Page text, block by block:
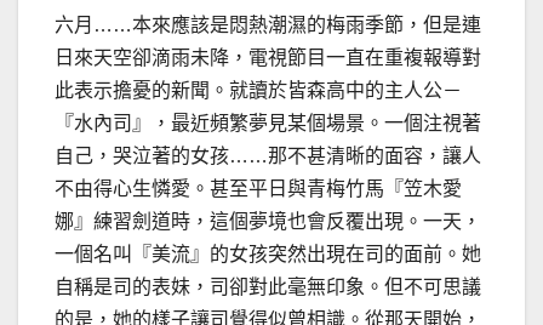
六月……本來應該是悶熱潮濕的梅雨季節，但是連
日來天空卻滴雨未降，電視節目一直在重複報導對
此表示擔憂的新聞。就讀於皆森高中的主人公－
『水內司』，最近頻繁夢見某個場景。一個注視著
自己，哭泣著的女孩……那不甚清晰的面容，讓人
不由得心生憐愛。甚至平日與青梅竹馬『笠木愛
娜』練習劍道時，這個夢境也會反覆出現。一天，
一個名叫『美流』的女孩突然出現在司的面前。她
自稱是司的表妹，司卻對此毫無印象。但不可思議
的是，她的樣子讓司覺得似曾相識。從那天開始，